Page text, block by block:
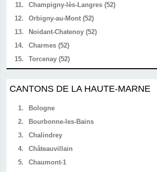
11.
Champigny-lès-Langres (52)
12.
Orbigny-au-Mont (52)
13.
Noidant-Chatenoy (52)
14.
Charmes (52)
15.
Torcenay (52)
CANTONS DE LA HAUTE-MARNE
1.
Bologne
2.
Bourbonne-les-Bains
3.
Chalindrey
4.
Châteauvillain
5.
Chaumont-1